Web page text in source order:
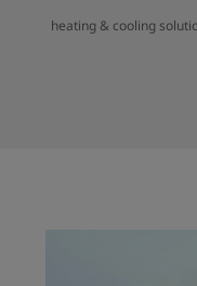
heating & cooling